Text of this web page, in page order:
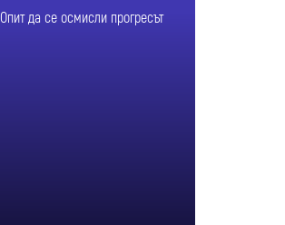
Опит да се осмисли прогресът